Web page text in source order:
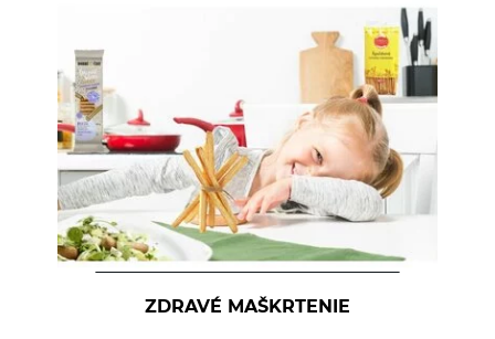
ZDRAVÉ MAŠKRTENIE